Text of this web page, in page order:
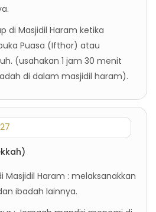
di Masjidil Haram ketika
Puasa (Ifthor) atau
(usahakan 1 jam 30 menit
di dalam masjidil haram).
Masjidil Haram : melaksanakkan
ibadah lainnya.